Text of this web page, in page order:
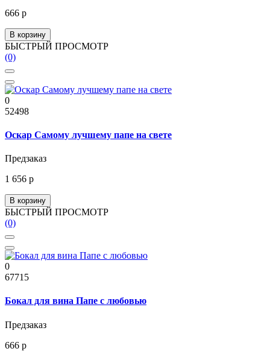
666 р
В корзину
БЫСТРЫЙ ПРОСМОТР
(0)
0
52498
Оскар Самому лучшему папе на свете
Предзаказ
1 656 р
В корзину
БЫСТРЫЙ ПРОСМОТР
(0)
0
67715
Бокал для вина Папе с любовью
Предзаказ
666 р